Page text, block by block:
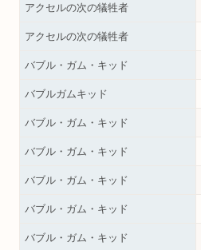
アクセルの次の犠牲者
アクセルの次の犠牲者
バブル・ガム・キッド
バブルガムキッド
バブル・ガム・キッド
バブル・ガム・キッド
バブル・ガム・キッド
バブル・ガム・キッド
バブル・ガム・キッド